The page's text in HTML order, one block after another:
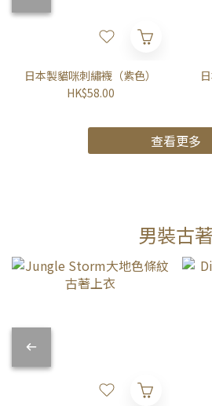
日本製貓咪刺繡襪（紫色）
HK$58.00
查看更多
男裝古著